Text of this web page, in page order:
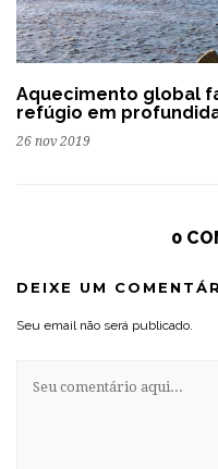
Aquecimento global
refúgio em
26 nov 2019
0
DEIXE UM
Seu email não será publicado.